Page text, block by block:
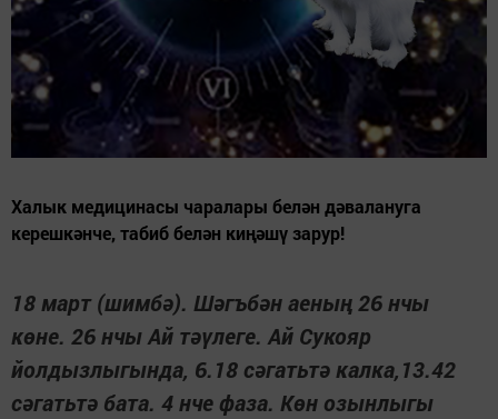
Халык медицинасы чаралары белән дәвалануга
керешкәнче, табиб белән киңәшү зарур!
18 март (шимбә). Шәгъбән аеның 26 нчы
көне. 26 нчы Ай тәүлеге. Ай Сукояр
йолдызлыгында, 6.18 сәгатьтә калка,13.42
сәгатьтә бата. 4 нче фаза. Көн озынлыгы